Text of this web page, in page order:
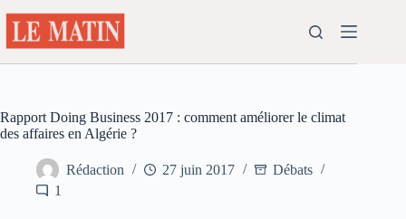
au
contenu
Rapport Doing Business 2017 : comment améliorer le climat
des affaires en Algérie ?
Rédaction 27 juin 2017
Débats
1